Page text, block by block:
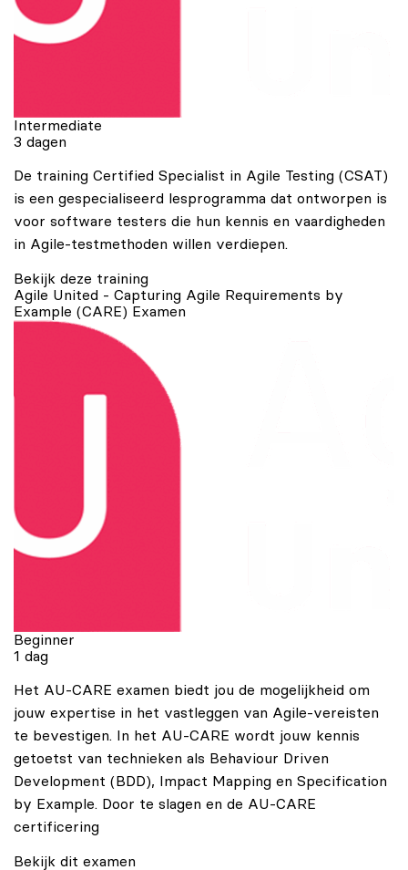
Intermediate
3 dagen
De training Certified Specialist in Agile Testing (CSAT)
is een gespecialiseerd lesprogramma dat ontworpen is
voor software testers die hun kennis en vaardigheden
in Agile-testmethoden willen verdiepen.
Bekijk deze training
Agile United - Capturing Agile Requirements by
Example (CARE) Examen
Beginner
1 dag
Het AU-CARE examen biedt jou de mogelijkheid om
jouw expertise in het vastleggen van Agile-vereisten
te bevestigen. In het AU-CARE wordt jouw kennis
getoetst van technieken als Behaviour Driven
Development (BDD), Impact Mapping en Specification
by Example. Door te slagen en de AU-CARE
certificering
Bekijk dit examen